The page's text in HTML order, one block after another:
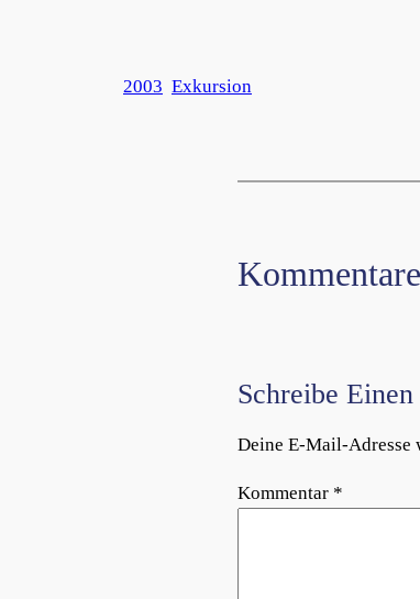
2003 Exkursion
Kommentare
Schreibe
Deine E-Mail-
Kommentar *